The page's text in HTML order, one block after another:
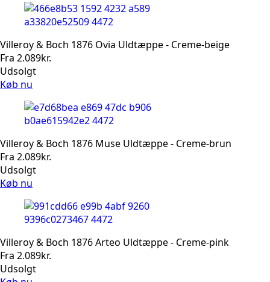
Villeroy & Boch 1876 Ovia Uldtæppe - Creme-beige
Fra 2.089kr.
Udsolgt
Køb nu
Villeroy & Boch 1876 Muse Uldtæppe - Creme-brun
Fra 2.089kr.
Udsolgt
Køb nu
Villeroy & Boch 1876 Arteo Uldtæppe - Creme-pink
Fra 2.089kr.
Udsolgt